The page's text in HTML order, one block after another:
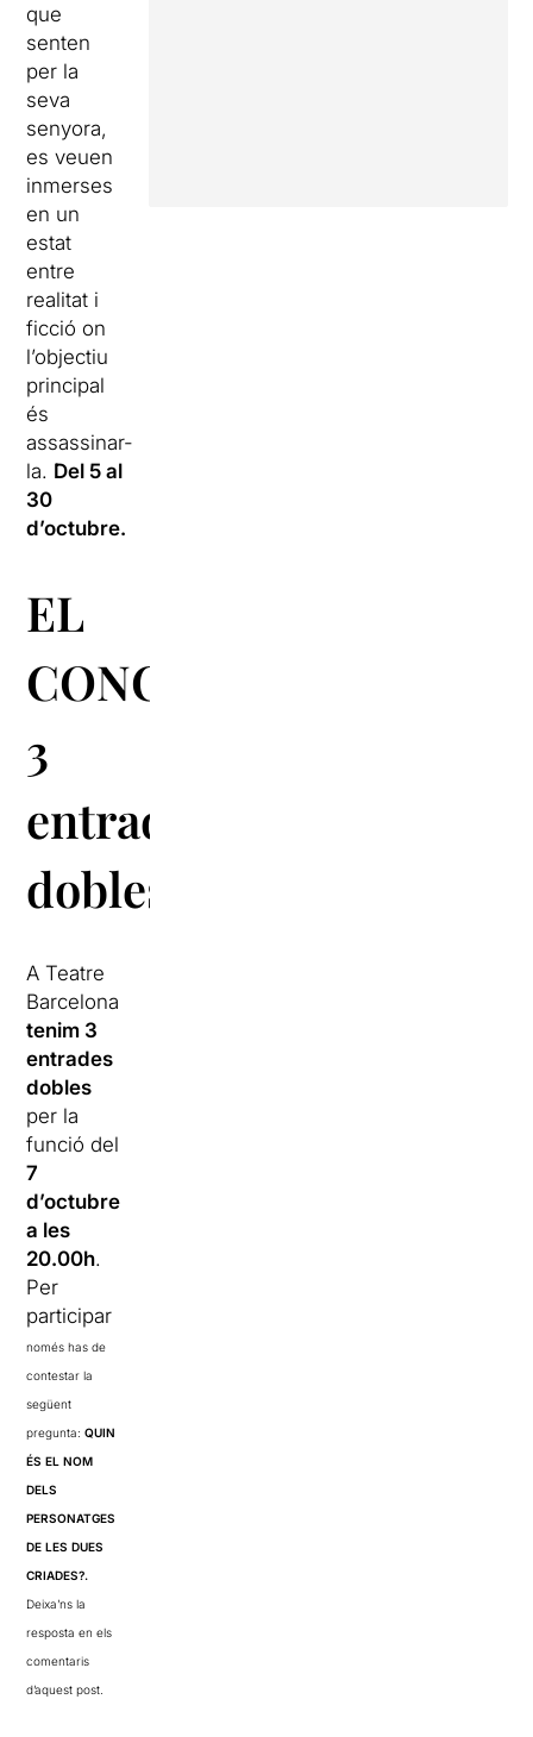
que
senten
per la
seva
senyora,
es veuen
inmerses
en un
estat
entre
realitat i
ficció on
l’objectiu
principal
és
assassinar-
la. Del 5 al
30
d’octubre.
EL
CONCURS:
3
entrades
dobles
A Teatre
Barcelona
tenim 3
entrades
dobles
per la
funció del
7
d’octubre
a les
20.00h.
Per
participar
només has de
contestar la
següent
pregunta: QUIN
ÉS EL NOM
DELS
PERSONATGES
DE LES DUES
CRIADES?.
Deixa’ns la
resposta en els
comentaris
d’aquest post.